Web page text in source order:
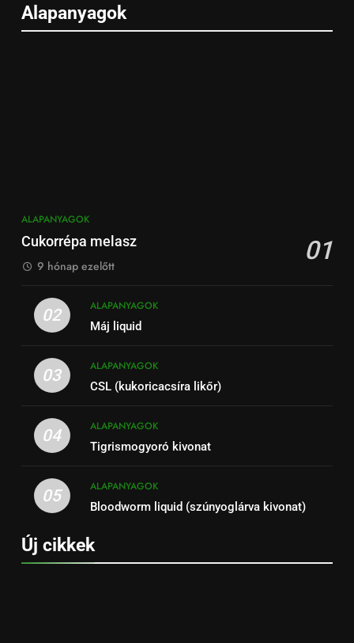
Alapanyagok
ALAPANYAGOK
Cukorrépa melasz 01
9 hónap ezelőtt
02
ALAPANYAGOK
Máj liquid
03
ALAPANYAGOK
CSL (kukoricacsíra likőr)
04
ALAPANYAGOK
Tigrismogyoró kivonat
05
ALAPANYAGOK
Bloodworm liquid (szúnyoglárva kivonat)
Új cikkek